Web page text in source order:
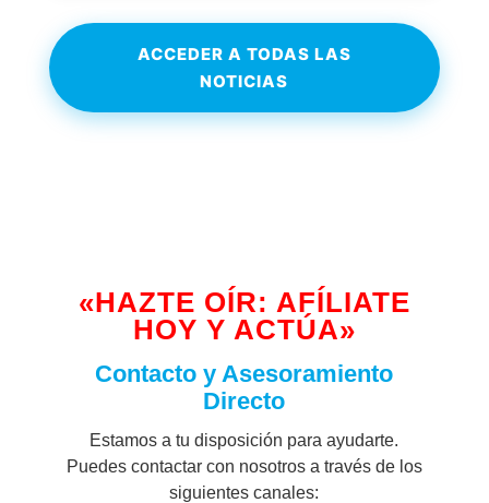
ACCEDER A TODAS LAS
NOTICIAS
«HAZTE OÍR: AFÍLIATE
HOY Y ACTÚA»
Contacto y Asesoramiento
Directo
Estamos a tu disposición para ayudarte.
Puedes contactar con nosotros a través de los
siguientes canales: